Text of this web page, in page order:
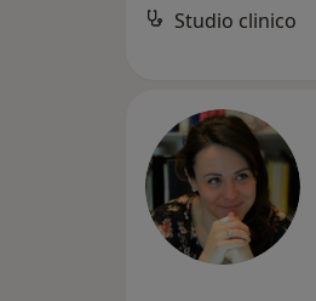
Studio clinico